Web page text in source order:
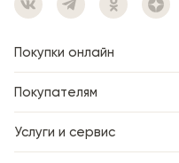
Покупки онлайн
Покупателям
Услуги и сервис